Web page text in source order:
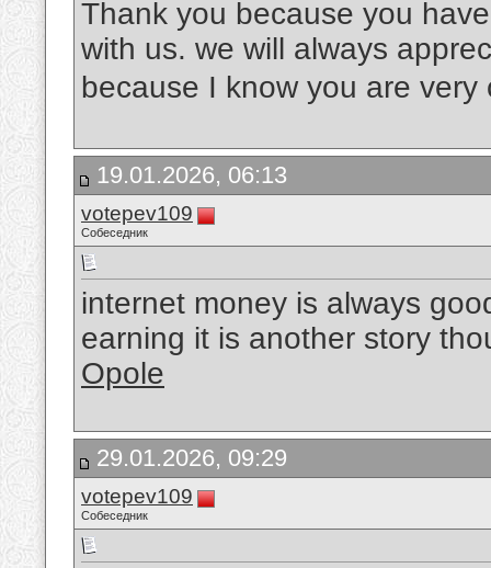
Thank you because you
with us. we will always
because I know you are
19.01.2026, 06:13
votepev109
Собеседник
internet money is always
earning it is another story
Opole
29.01.2026, 09:29
votepev109
Собеседник